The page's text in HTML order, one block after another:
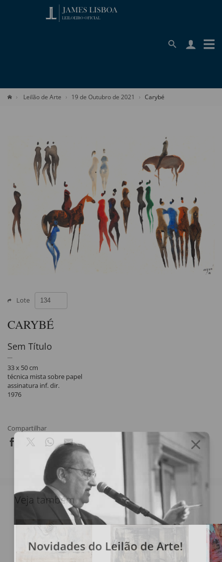
Leilão de Arte 19 de Outubro de 2021 Carybé
Lote
CARYBÉ
Sem Título
33 x 50 cm
técnica mista sobre papel
assinatura inf. dir.
1976
Compartilhar
Veja também
Novidades do Leilão de Arte!